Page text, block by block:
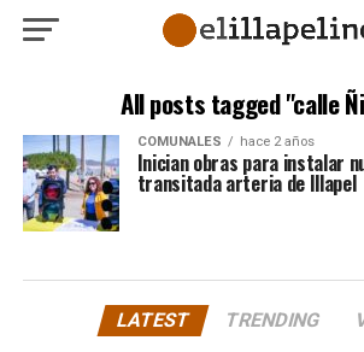
All posts tagged "calle
COMUNALES hace 2 años
Inician obras para instalar
transitada arteria de Illapel
LATEST TRENDING